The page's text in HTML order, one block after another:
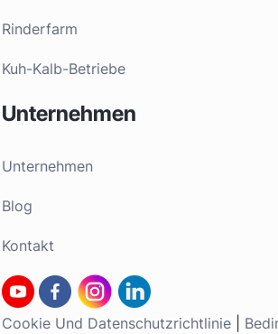
Rinderfarm
Kuh-Kalb-Betriebe
Unternehmen
Unternehmen
Blog
Kontakt
Cookie Und Datenschutzrichtlinie